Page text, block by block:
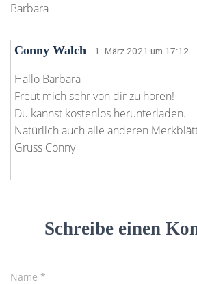
Barbara
Conny Walch · 1. März 2021 um 17:12
Hallo Barbara
Freut mich sehr von dir zu hören!
Du kannst kostenlos herunterladen.
Natürlich auch alle anderen
Gruss Conny
Schreibe einen
Name *